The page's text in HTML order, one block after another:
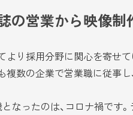
の営業から映像制
より採用分野に関心を寄せて
複数の企業で営業職に従事し
となったのは、コロナ禍です